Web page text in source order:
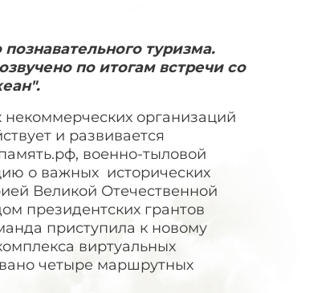
туризма.
по итогам встречи со
организаций
и развивается
военно-тыловой
о важных исторических
Великой Отечественной
президентских грантов
приступила к новому
виртуальных
четыре маршрутных